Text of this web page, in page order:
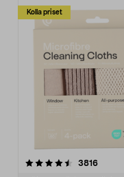
Kolla priset
3816
4.0av 5 stjärnor